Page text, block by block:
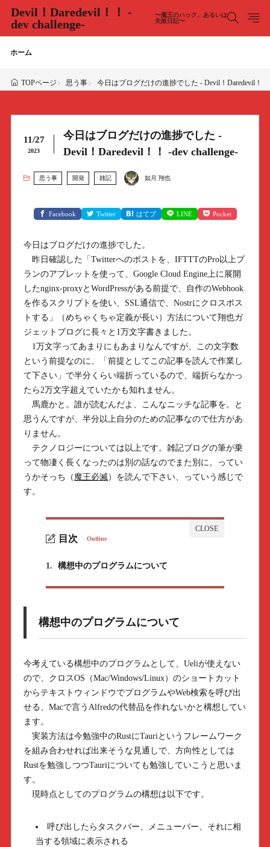
Devil！Daredevil！！ -
dev challenge-
〜魔王のハック、あるいは
失敗日記〜
ホーム
TOPページ 思う事 今日はブログだけの進捗でした - Devil！Daredevil！！
11/27
2023
今日はブログだけの進捗でした -
Devil！Daredevil！！ -dev challenge-
思う事 開発 雑記 如月 翔也
Facebook Twitter はてブ LINE Pocket
今日はブログだけの進捗でした。
昨日確認した「Twitterへのポストを、IFTTTのPro以上プ
ランのアプレットを使って、Google Cloud Engine上に展開
したnginx-proxyとWordPressがある前提で、自作のWebhook
を作るスクリプトを使い、SSL通信で、Nostrにクロスポス
トする」（めちゃくちゃ定義が長い）方法について翔也ガ
ジェットブログに長々と1万文字書きました。
1万文字ってあまりにもあまりなんですが、この文字数
という前提なのに、「前提としてこの記事を読んで作業し
て下さい」で半分くらい端折っているので、端折らなかっ
たら2万文字超えていたかも知れません。
馬鹿かと。誰が読むんだよ、こんなニッチな記事を。と
思うんですが、半分以上自分のための記事なので仕方があ
りません。
テクノロジーについては以上です。雑記ブログの筆が乗
って物凄く長くなったのは別の話なのでまた別に。ってい
うかそっち（ 魔王必滅）を読んで下さい、っていう感じで
す。
目次 Outline
1. 構想中のプログラムについて
構想中のプログラムについて
今考えている構想中のプログラムとして、Ueliが使えない
ので、クロスOS（Mac/Windows/Linux）のショートカット
からテキストウィンドウでプログラムやWeb検索を呼び出
せる、Macで言うAlfredの代替品を作れないかと構想してい
ます。
実装方法は今勉強中のRustにTauriというフレームワーク
を組み合わせれば出来そうな見通しで、方向性としては
Rustを勉強しつつTauriについても勉強していこうと思いま
す。
現時点としてのプログラムの構想は以下です。
呼び出したらタスクバー、メニューバー、それに相
当する領域に表示される